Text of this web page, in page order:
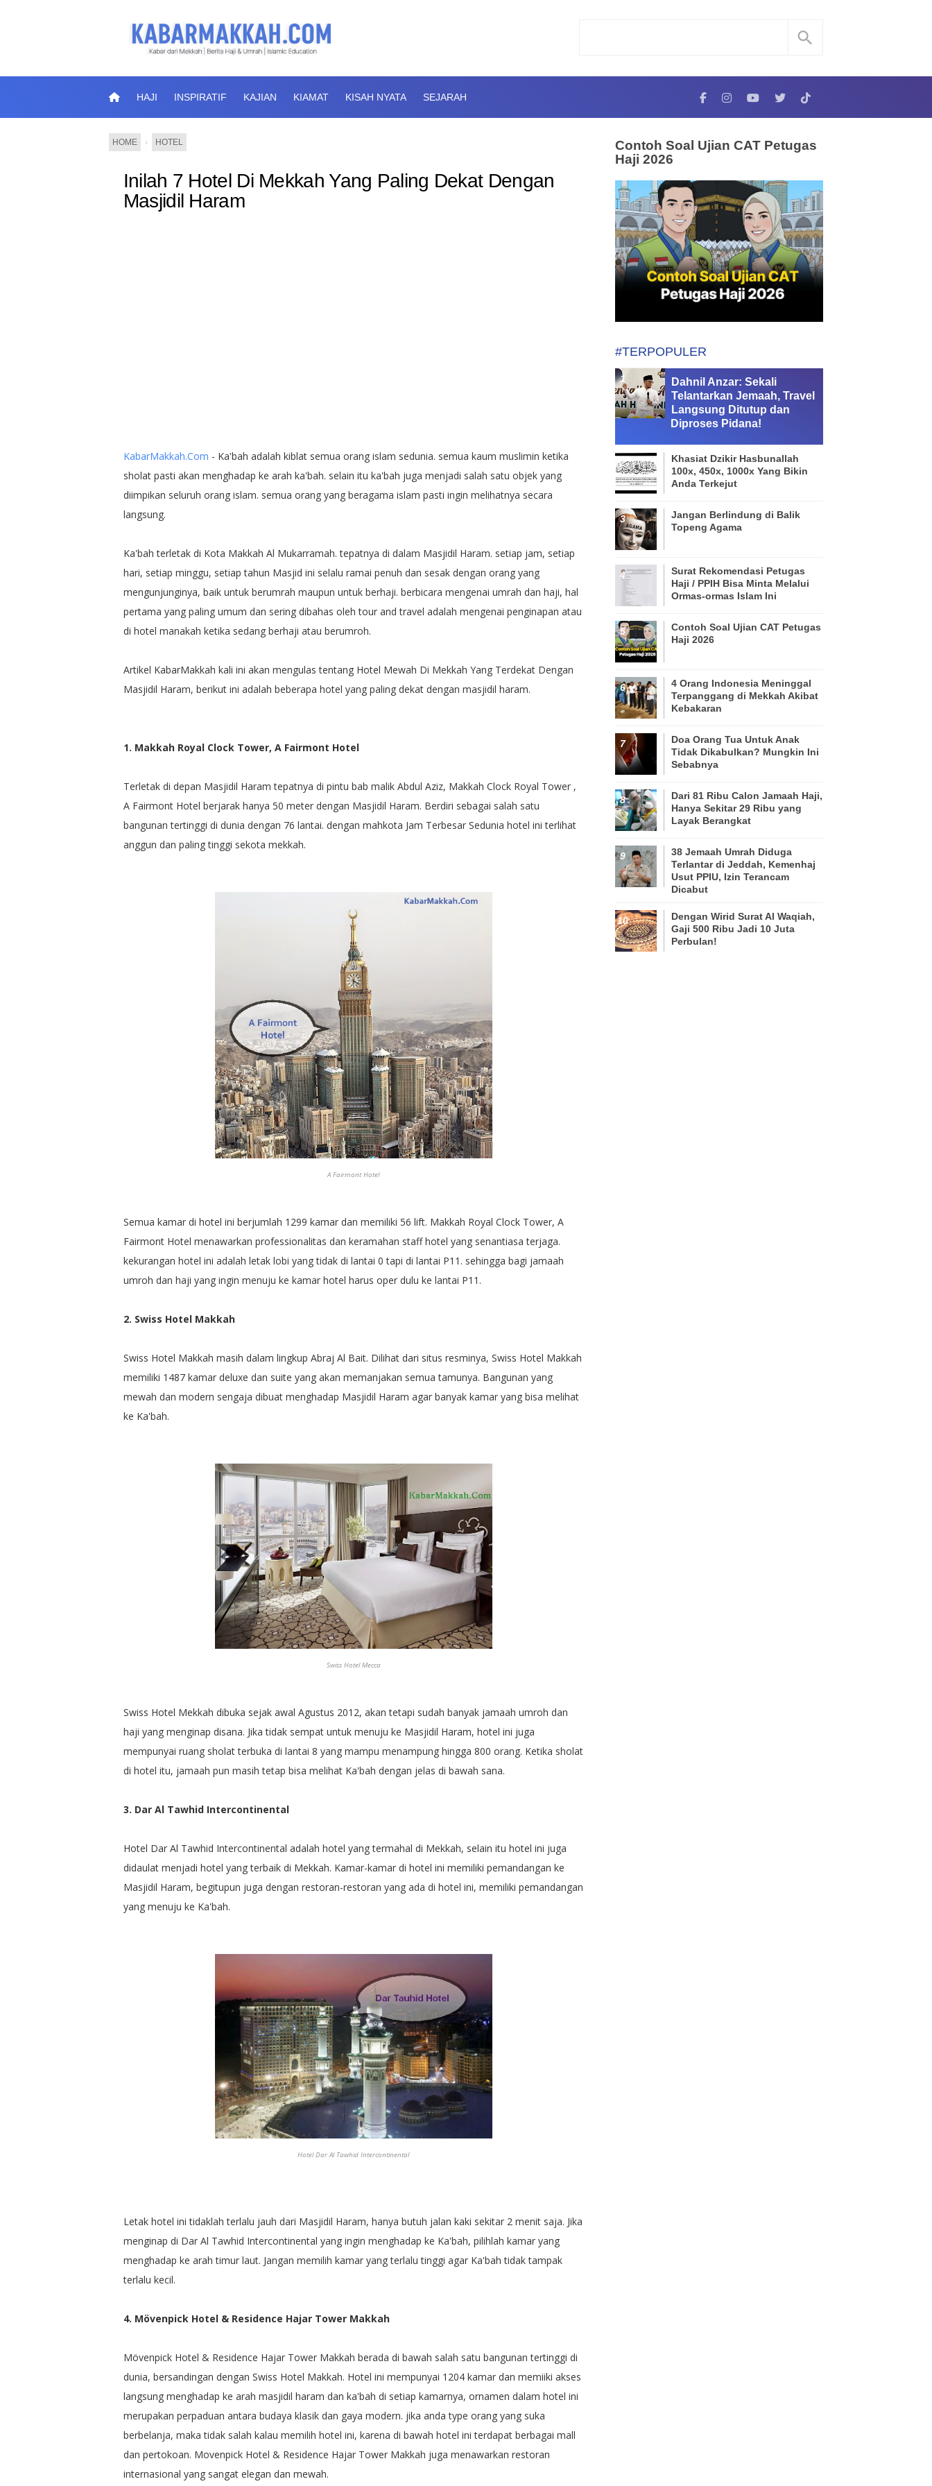
HAJI INSPIRATIF KAJIAN KIAMAT KISAH NYATA SEJARAH
HOME › HOTEL
Inilah 7 Hotel Di Mekkah Yang Paling Dekat Dengan
Masjidil Haram
KabarMakkah.Com - Ka'bah adalah kiblat semua orang islam sedunia. semua kaum muslimin ketika
sholat pasti akan menghadap ke arah ka'bah. selain itu ka'bah juga menjadi salah satu objek yang
diimpikan seluruh orang islam. semua orang yang beragama islam pasti ingin melihatnya secara
langsung.
Ka'bah terletak di Kota Makkah Al Mukarramah. tepatnya di dalam Masjidil Haram. setiap jam, setiap
hari, setiap minggu, setiap tahun Masjid ini selalu ramai penuh dan sesak dengan orang yang
mengunjunginya, baik untuk berumrah maupun untuk berhaji. berbicara mengenai umrah dan haji, hal
pertama yang paling umum dan sering dibahas oleh tour and travel adalah mengenai penginapan atau
di hotel manakah ketika sedang berhaji atau berumroh.
Artikel KabarMakkah kali ini akan mengulas tentang Hotel Mewah Di Mekkah Yang Terdekat Dengan
Masjidil Haram, berikut ini adalah beberapa hotel yang paling dekat dengan masjidil haram.
1. Makkah Royal Clock Tower, A Fairmont Hotel
Terletak di depan Masjidil Haram tepatnya di pintu bab malik Abdul Aziz, Makkah Clock Royal Tower ,
A Fairmont Hotel berjarak hanya 50 meter dengan Masjidil Haram. Berdiri sebagai salah satu
bangunan tertinggi di dunia dengan 76 lantai. dengan mahkota Jam Terbesar Sedunia hotel ini terlihat
anggun dan paling tinggi sekota mekkah.
A Fairmont Hotel
Semua kamar di hotel ini berjumlah 1299 kamar dan memiliki 56 lift. Makkah Royal Clock Tower, A
Fairmont Hotel menawarkan professionalitas dan keramahan staff hotel yang senantiasa terjaga.
kekurangan hotel ini adalah letak lobi yang tidak di lantai 0 tapi di lantai P11. sehingga bagi jamaah
umroh dan haji yang ingin menuju ke kamar hotel harus oper dulu ke lantai P11.
2. Swiss Hotel Makkah
Swiss Hotel Makkah masih dalam lingkup Abraj Al Bait. Dilihat dari situs resminya, Swiss Hotel Makkah
memiliki 1487 kamar deluxe dan suite yang akan memanjakan semua tamunya. Bangunan yang
mewah dan modern sengaja dibuat menghadap Masjidil Haram agar banyak kamar yang bisa melihat
ke Ka'bah.
Swiss Hotel Mecca
Swiss Hotel Mekkah dibuka sejak awal Agustus 2012, akan tetapi sudah banyak jamaah umroh dan
haji yang menginap disana. Jika tidak sempat untuk menuju ke Masjidil Haram, hotel ini juga
mempunyai ruang sholat terbuka di lantai 8 yang mampu menampung hingga 800 orang. Ketika sholat
di hotel itu, jamaah pun masih tetap bisa melihat Ka'bah dengan jelas di bawah sana.
3. Dar Al Tawhid Intercontinental
Hotel Dar Al Tawhid Intercontinental adalah hotel yang termahal di Mekkah, selain itu hotel ini juga
didaulat menjadi hotel yang terbaik di Mekkah. Kamar-kamar di hotel ini memiliki pemandangan ke
Masjidil Haram, begitupun juga dengan restoran-restoran yang ada di hotel ini, memiliki pemandangan
yang menuju ke Ka'bah.
Hotel Dar Al Tawhid Intercontinental
Letak hotel ini tidaklah terlalu jauh dari Masjidil Haram, hanya butuh jalan kaki sekitar 2 menit saja. Jika
menginap di Dar Al Tawhid Intercontinental yang ingin menghadap ke Ka'bah, pilihlah kamar yang
menghadap ke arah timur laut. Jangan memilih kamar yang terlalu tinggi agar Ka'bah tidak tampak
terlalu kecil.
4. Mövenpick Hotel & Residence Hajar Tower Makkah
Mövenpick Hotel & Residence Hajar Tower Makkah berada di bawah salah satu bangunan tertinggi di
dunia, bersandingan dengan Swiss Hotel Makkah. Hotel ini mempunyai 1204 kamar dan memiiki akses
langsung menghadap ke arah masjidil haram dan ka'bah di setiap kamarnya, ornamen dalam hotel ini
merupakan perpaduan antara budaya klasik dan gaya modern. jika anda type orang yang suka
berbelanja, maka tidak salah kalau memilih hotel ini, karena di bawah hotel ini terdapat berbagai mall
dan pertokoan. Movenpick Hotel & Residence Hajar Tower Makkah juga menawarkan restoran
internasional yang sangat elegan dan mewah.
Contoh Soal Ujian CAT Petugas
Haji 2026
#TERPOPULER
Dahnil Anzar: Sekali
Telantarkan Jemaah, Travel
Langsung Ditutup dan
Diproses Pidana!
Khasiat Dzikir Hasbunallah
100x, 450x, 1000x Yang Bikin
Anda Terkejut
Jangan Berlindung di Balik
Topeng Agama
Surat Rekomendasi Petugas
Haji / PPIH Bisa Minta Melalui
Ormas-ormas Islam Ini
Contoh Soal Ujian CAT Petugas
Haji 2026
4 Orang Indonesia Meninggal
Terpanggang di Mekkah Akibat
Kebakaran
Doa Orang Tua Untuk Anak
Tidak Dikabulkan? Mungkin Ini
Sebabnya
Dari 81 Ribu Calon Jamaah Haji,
Hanya Sekitar 29 Ribu yang
Layak Berangkat
38 Jemaah Umrah Diduga
Terlantar di Jeddah, Kemenhaj
Usut PPIU, Izin Terancam
Dicabut
Dengan Wirid Surat Al Waqiah,
Gaji 500 Ribu Jadi 10 Juta
Perbulan!